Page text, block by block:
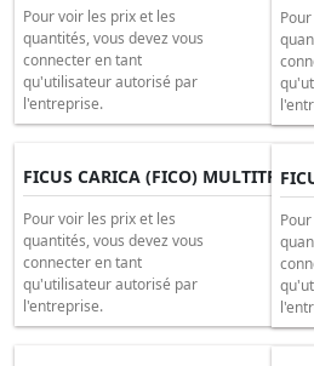
Pour voir les prix et les
quantités, vous devez vous
connecter en tant
qu'utilisateur autorisé par
l'entreprise.
FICUS CARICA (FICO)
Pour voir les prix et les
quantités, vous devez vous
connecter en tant
qu'utilisateur autorisé par
l'entreprise.